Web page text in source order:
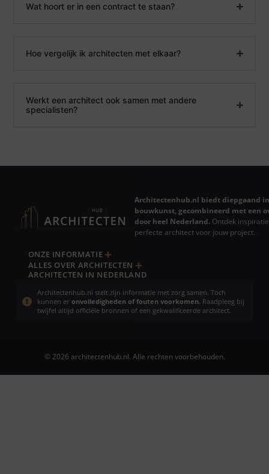
Wat hoort er in een contract te staan?
Hoe vergelijk ik architecten met elkaar?
Werkt een architect ook samen met andere
specialisten?
Architectenhub.nl biedt diepgaand
bouwkunst, gecombineerd met een
door heel Nederland. Ontdek
perfecte architect voor jouw project.
ONZE INFORMATIE
ALLES OVER ARCHITECTEN
ARCHITECTEN IN NEDERLAND
Architectenhub.nl stelt zijn informatie met zorg samen. Toch
kunnen er onvolledigheden of fouten voorkomen. Raadpleeg bij
twijfel altijd officiële bronnen of een gekwalificeerde architect.
© 2026 architectenhub.nl. Alle rechten voorbehouden.